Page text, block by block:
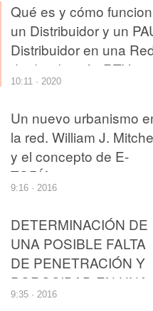
Qué es y cómo
un Distribuidor y un
Distribuidor en una
de distribución RTV
10:11 · 2020
Un nuevo urbanismo
la red. William J.
y el concepto de E-
TOPÍA
9:16 · 2016
DETERMINACIÓN DE
UNA POSIBLE FALTA
DE PENETRACIÓN Y
POROSIDAD EN UNA
SOLDADURA
9:35 · 2016